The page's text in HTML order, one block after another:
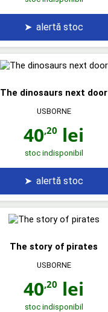
➤ alertă stoc
The dinosaurs next door
USBORNE
40,20 lei
stoc indisponibil
➤ alertă stoc
The story of pirates
USBORNE
40,20 lei
stoc indisponibil